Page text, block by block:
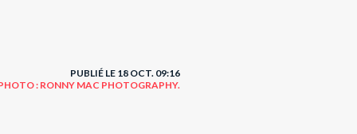
PUBLIÉ LE 18 OCT. 09:16
: RONNY MAC PHOTOGRAPHY.